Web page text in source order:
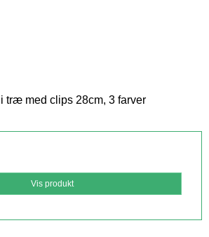
træ med clips 28cm, 3 farver
Vis produkt